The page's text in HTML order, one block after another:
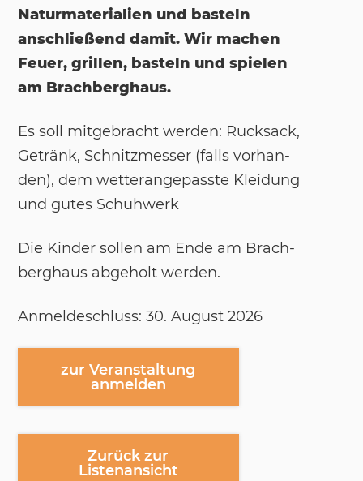
Naturmaterialien und basteln
anschließend damit. Wir machen
Feuer, grillen, basteln und spielen
am Brachberghaus.
Es soll mit­ge­bracht wer­den: Ruck­sack,
Ge­tränk, Schnitz­mes­ser (falls vor­han­
den), dem wet­ter­an­ge­pass­te Klei­dung
und gu­tes Schuh­werk
Die Kin­der sol­len am Ende am Brach­
berg­haus ab­ge­holt wer­den.
An­mel­de­schluss: 30. Au­gust 2026
zur Veranstaltung
anmelden
Zurück zur
Listenansicht